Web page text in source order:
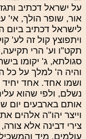
על ישראל דכתיב
אור, שופר הולך,
לישראל דכתיב ביום
ויתפוצץ קול זה לע'
תקט"ו וע' הרי
סגולתא, ג' יקומו
והיה ה' למלך על כל
ושמו אחד. אחד
נשלם, ולפי שהוא
אותם בארבעים יום
וייצר יהו"ה אלהים
צירי דבינה אלא
עולמים, מיד